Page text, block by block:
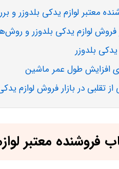
معتبر لوازم یدکی بلدوزر
فروش لوازم یدکی بلدوزر و
بلدوزر
افزایش طول عمر ماشین
در بازار فروش لوازم
فروشنده معتبر